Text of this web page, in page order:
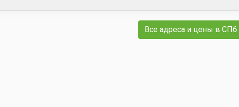
Все адреса и цены в СПб